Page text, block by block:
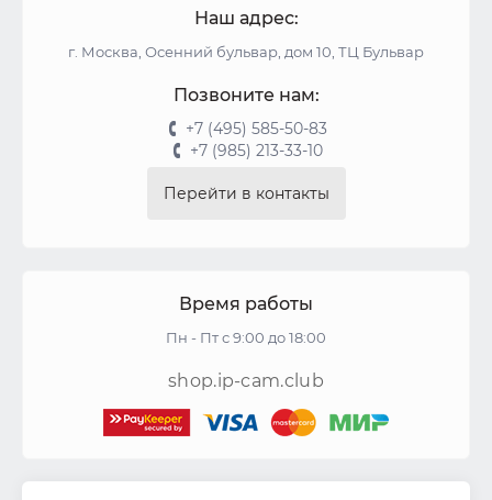
Наш адрес:
г. Москва, Осенний бульвар, дом 10, ТЦ Бульвар
Позвоните нам:
+7 (495) 585-50-83
+7 (985) 213-33-10
Перейти в контакты
Время работы
Пн - Пт с 9:00 до 18:00
shop.ip-cam.club